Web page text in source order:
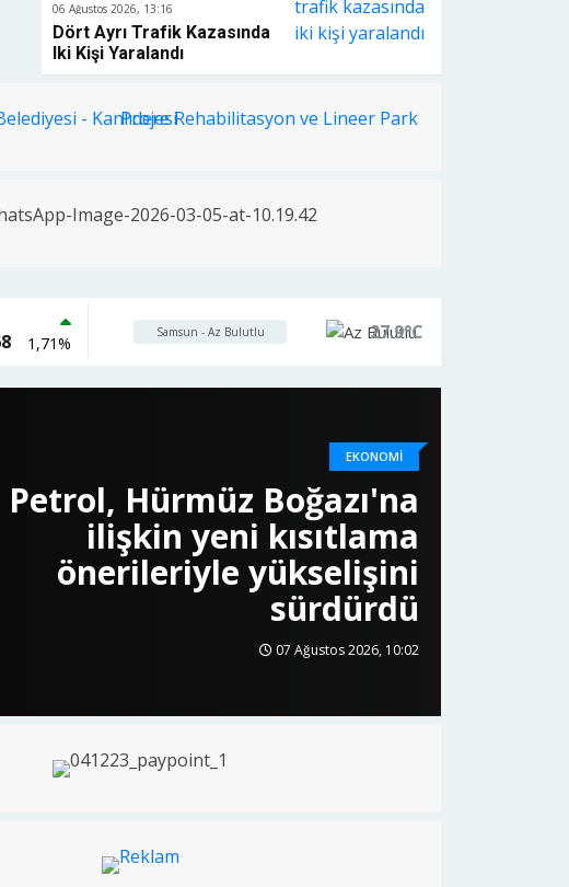
06 Ağustos 2026, 13:16
Dört Ayrı Trafik Kazasında
Iki Kişi Yaralandı
1,71%
Samsun - Az Bulutlu 27.9°C
SPOR
İskele, Uluslararası Yarı
Parkuruna kavuştu
06 Ağustos 2026, 19:01